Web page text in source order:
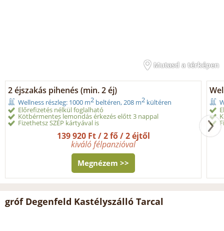
Mutasd a térképen
2 éjszakás pihenés (min. 2 éj)
Wellness részleg: 1000 m2 beltéren, 208 m2 kültéren
Előrefizetés nélkül foglalható
Kötbérmentes lemondás érkezés előtt 3 nappal
Fizethetsz SZÉP kártyával is
139 920 Ft / 2 fő / 2 éjtől
kiváló félpanzióval
Megnézem >>
gróf Degenfeld Kastélyszálló Tarcal